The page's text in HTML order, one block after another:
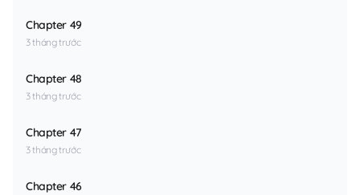
Chapter 49
3 tháng trước
Chapter 48
3 tháng trước
Chapter 47
3 tháng trước
Chapter 46